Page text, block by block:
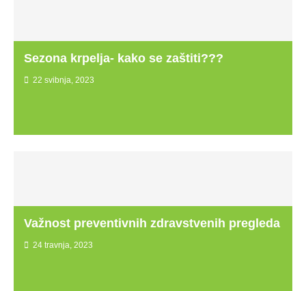
Sezona krpelja- kako se zaštiti???
22 svibnja, 2023
Važnost preventivnih zdravstvenih pregleda
24 travnja, 2023